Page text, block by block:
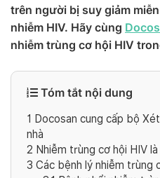
trên người bị suy giảm
nhiễm HIV. Hãy cùng
nhiễm trùng cơ hội HIV
Tóm tắt nội dung
1 Docosan cung cấp bộ
nhà
2 Nhiễm trùng cơ hội HIV là
3 Các bệnh lý nhiễm trùng